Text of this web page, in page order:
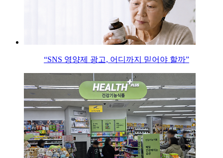
“SNS 영양제 광고, 어디까지 믿어야 할까”